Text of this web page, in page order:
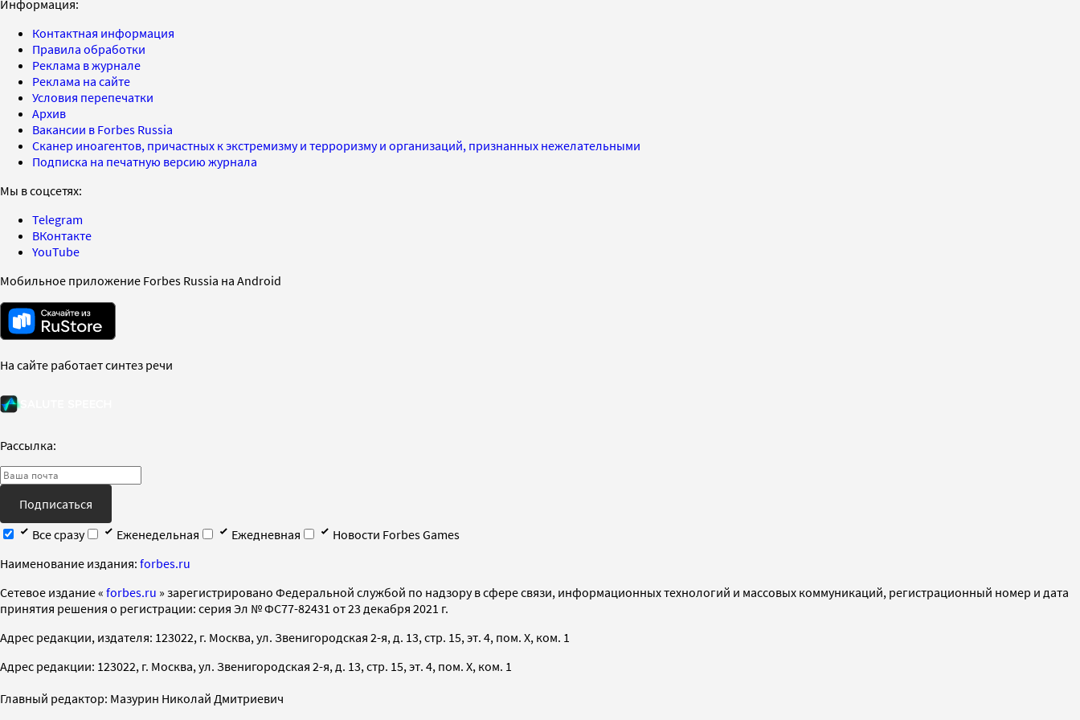
Информация:
Контактная информация
Правила обработки
Реклама в журнале
Реклама на сайте
Условия перепечатки
Архив
Вакансии в Forbes Russia
Сканер иноагентов, причастных к экстремизму и терроризму и организаций, признанных нежелательными
Подписка на печатную версию журнала
Мы в соцсетях:
Telegram
ВКонтакте
YouTube
Мобильное приложение Forbes Russia на Android
На сайте работает синтез речи
Рассылка:
Подписаться
Все сразу
Еженедельная Ежедневная
Новости Forbes Games
Наименование издания: forbes.ru
Cетевое издание « forbes.ru » зарегистрировано Федеральной службой по надзору в сфере связи, информационных технологий и массовых коммуникаций, регистрационный номер и дата
принятия решения о регистрации: серия Эл № ФС77-82431 от 23 декабря 2021 г.
Адрес редакции, издателя: 123022, г. Москва, ул. Звенигородская 2-я, д. 13, стр. 15, эт. 4, пом. X, ком. 1
Адрес редакции: 123022, г. Москва, ул. Звенигородская 2-я, д. 13, стр. 15, эт. 4, пом. X, ком. 1
Главный редактор: Мазурин Николай Дмитриевич